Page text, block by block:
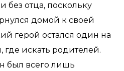
без отца, поскольку
домой к своей
герой остался один на
где искать родителей.
был всего лишь